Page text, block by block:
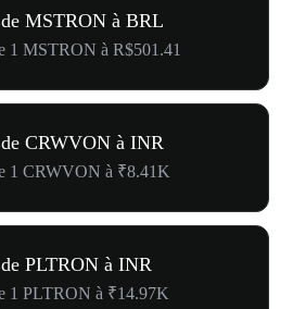
MSTRON à BRL
1 MSTRON à R$501.41
CRWVON à INR
1 CRWVON à ₹8.41K
PLTRON à INR
1 PLTRON à ₹14.97K